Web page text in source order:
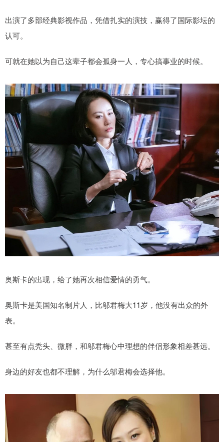
出演了多部经典影视作品，凭借扎实的演技，赢得了国际影坛的
认可。
可就在她以为自己这辈子都会孤身一人，专心搞事业的时候。
奥斯卡的出现，给了她再次相信爱情的勇气。
奥斯卡是美国知名制片人，比邬君梅大11岁，他没有出众的外
表。
甚至有点秃头、微胖，和邬君梅心中理想的伴侣形象相差甚远。
身边的好友也都不理解，为什么邬君梅会选择他。